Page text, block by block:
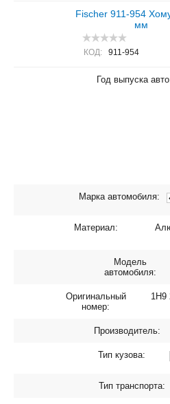
Fischer 911-954
мм
КОД: 911-954
Год выпуска
Марка автомобиля:
Материал:
Модель
автомобиля:
Оригинальный
номер:
1H9
Производитель:
Тип кузова:
Тип транспорта: